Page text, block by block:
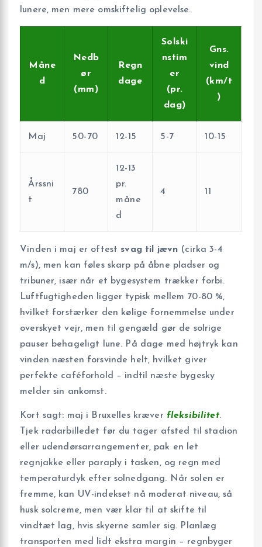
lunere, men mere omskiftelig oplevelse.
Måne
d
Nedb
ør
(mm)
Regn
dage
Solski
nstim
er
(pr.
dag)
Gns.
vind
(km/t
)
Maj 50-70 12-15 5-7 10-15
Årssni
t
780
12-13
pr.
måne
d
4 11
Vinden i maj er oftest svag til jævn (cirka 3-4
m/s), men kan føles skarp på åbne pladser og
tribuner, især når et bygesystem trækker forbi.
Luftfugtigheden ligger typisk mellem 70-80 %,
hvilket forstærker den kølige fornemmelse under
overskyet vejr, men til gengæld gør de solrige
pauser behageligt lune. På dage med højtryk kan
vinden næsten forsvinde helt, hvilket giver
perfekte caféforhold – indtil næste bygesky
melder sin ankomst.
Kort sagt: maj i Bruxelles kræver fleksibilitet.
Tjek radarbilledet før du tager afsted til stadion
eller udendørsarrangementer, pak en let
regnjakke eller paraply i tasken, og regn med
temperaturdyk efter solnedgang. Når solen er
fremme, kan UV-indekset nå moderat niveau, så
husk solcreme, men vær klar til at skifte til
vindtæt lag, hvis skyerne samler sig. Planlæg
transporten med lidt ekstra margin – regnbyger